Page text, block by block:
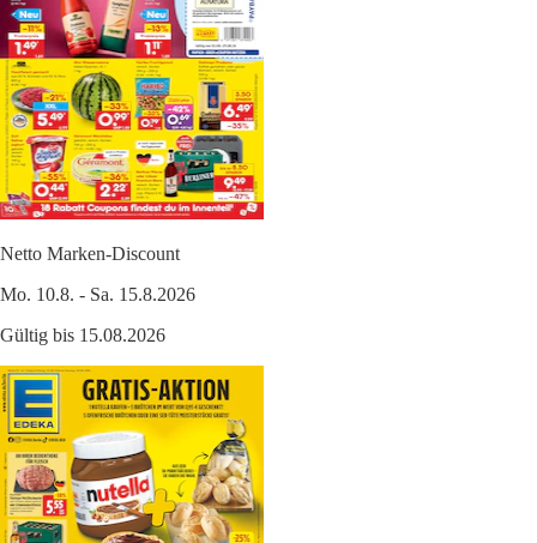
Netto Marken-Discount
Mo. 10.8. - Sa. 15.8.2026
Gültig bis 15.08.2026